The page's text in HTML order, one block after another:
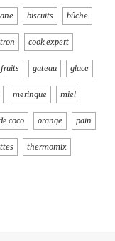
biscuits bûche
cook expert
fruits gateau glace
meringue miel
coco orange pain
thermomix